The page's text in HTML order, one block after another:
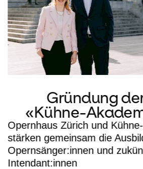
Gründung
«Kühne-
Opernhaus Zürich und
stärken gemeinsam die
Opernsänger:innen und
Intendant:innen